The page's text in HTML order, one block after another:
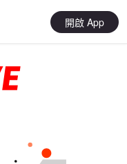
開啟 App